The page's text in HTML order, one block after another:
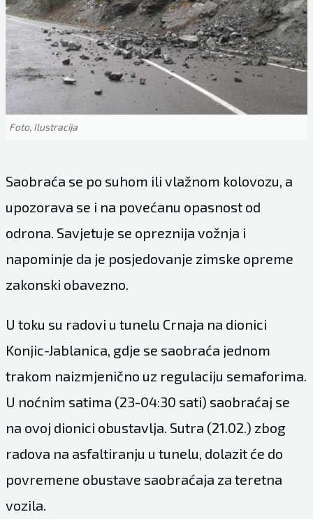
Foto, Ilustracija
Saobraća se po suhom ili vlažnom kolovozu, a
upozorava se i na povećanu opasnost od
odrona. Savjetuje se opreznija vožnja i
napominje da je posjedovanje zimske opreme
zakonski obavezno.
U toku su radovi u tunelu Crnaja na dionici
Konjic-Jablanica, gdje se saobraća jednom
trakom naizmjenično uz regulaciju semaforima.
U noćnim satima (23-04:30 sati) saobraćaj se
na ovoj dionici obustavlja. Sutra (21.02.) zbog
radova na asfaltiranju u tunelu, dolazit će do
povremene obustave saobraćaja za teretna
vozila.